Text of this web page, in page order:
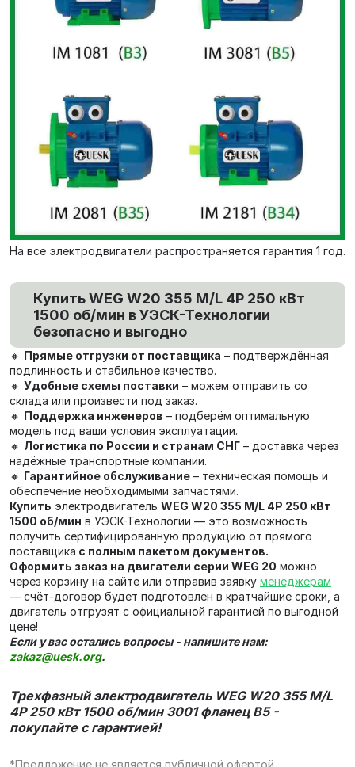
На все электродвигатели распространяется гарантия 1 год.
Купить WEG W20 355 M/L 4P 250 кВт
1500 об/мин в УЭСК-Технологии
безопасно и выгодно
🔸 Прямые отгрузки от поставщика – подтверждённая
подлинность и стабильное качество.
🔸 Удобные схемы поставки – можем отправить со
склада или произвести под заказ.
🔸 Поддержка инженеров – подберём оптимальную
модель под ваши условия эксплуатации.
🔸 Логистика по России и странам СНГ – доставка через
надёжные транспортные компании.
🔸 Гарантийное обслуживание – техническая помощь и
обеспечение необходимыми запчастями.
Купить электродвигатель WEG W20 355 M/L 4P 250 кВт
1500 об/мин в УЭСК-Технологии — это возможность
получить сертифицированную продукцию от прямого
поставщика с полным пакетом документов.
Оформить заказ на двигатели серии WEG 20 можно
через корзину на сайте или отправив заявку менеджерам
— счёт‑договор будет подготовлен в кратчайшие сроки, а
двигатель отгрузят с официальной гарантией по выгодной
цене!
Если у вас остались вопросы - напишите нам:
zakaz@uesk.org.
Трехфазный электродвигатель WEG W20 355 M/L
4P 250 кВт 1500 об/мин 3001 фланец В5 -
покупайте с гарантией!